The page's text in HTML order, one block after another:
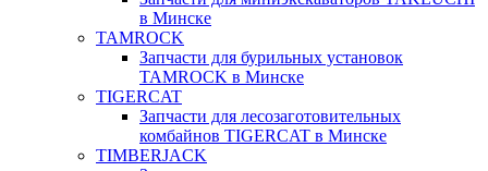
в Минске
TAMROCK
Запчасти для бурильных установок
TAMROCK в Минске
TIGERCAT
Запчасти для лесозаготовительных
комбайнов TIGERCAT в Минске
TIMBERJACK